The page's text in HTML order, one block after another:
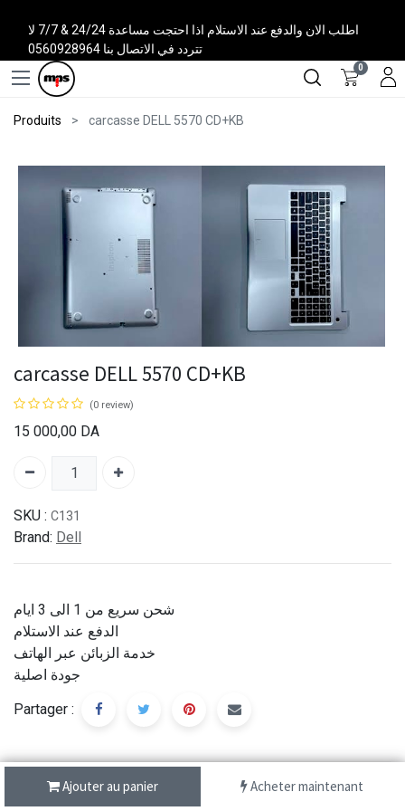
اطلب الان والدفع عند الاستلام اذا احتجت مساعدة 24/24 & 7/7 لا
تتردد في الاتصال بنا 0560928964
0
Produits carcasse DELL 5570 CD+KB
Ajouter au panier Acheter maintenant
carcasse DELL 5570 CD+KB
(0 review)
15 000,00 DA
SKU : C131
Brand: Dell
شحن سريع من 1 الى 3 ايام
الدفع عند الاستلام
خدمة الزبائن عبر الهاتف
جودة اصلية
Partager :
Description